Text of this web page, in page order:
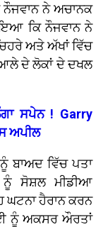
ਨੇ ਅਚਾਨਕ
ਕਿ ਨੌਜਵਾਨ ਨੇ
ਅਤੇ ਅੱਖਾਂ ਵਿੱਚ
ਦੇ ਲੋਕਾਂ ਦੇ ਦਖਲ
ਸਪੇਨ ! Garry
ਅਪੀਲ
ਬਾਅਦ ਵਿੱਚ ਪਤਾ
ਸੋਸ਼ਲ ਮੀਡੀਆ
ਹੈਰਾਨ ਕਰਨ
ਨੂੰ ਅਕਸਰ ਔਰਤਾਂ